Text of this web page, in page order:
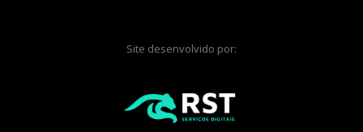
Site desenvolvido por: